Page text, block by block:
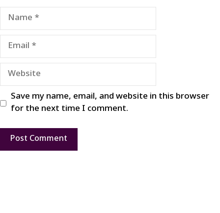
Name
Email
Website
Save my name, email, and website in this browser
for the next time I comment.